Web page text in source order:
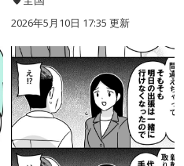
2026年5月10日 17:35 更新